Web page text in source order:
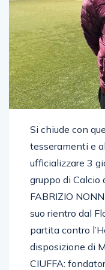
Si chiude con
tesseramenti e
ufficializzare 3
gruppo di Calcio
FABRIZIO
suo rientro dal
partita contro
disposizione di
CIUFFA: